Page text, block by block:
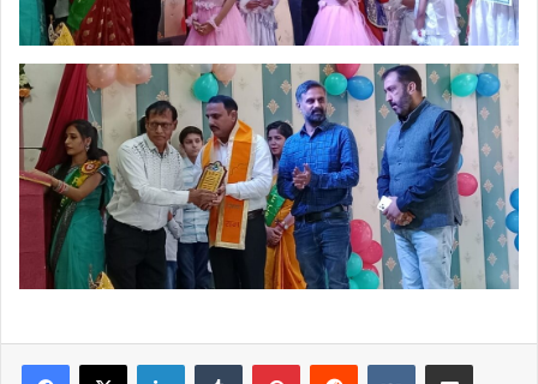
LinkedInTumblr PinterestReddit VKontakteShare via Email